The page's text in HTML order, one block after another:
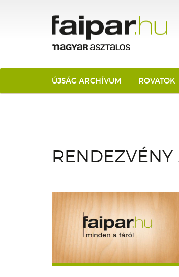
ÚJSÁG ARCHÍVUM ROVATOK
RENDEZVÉNY